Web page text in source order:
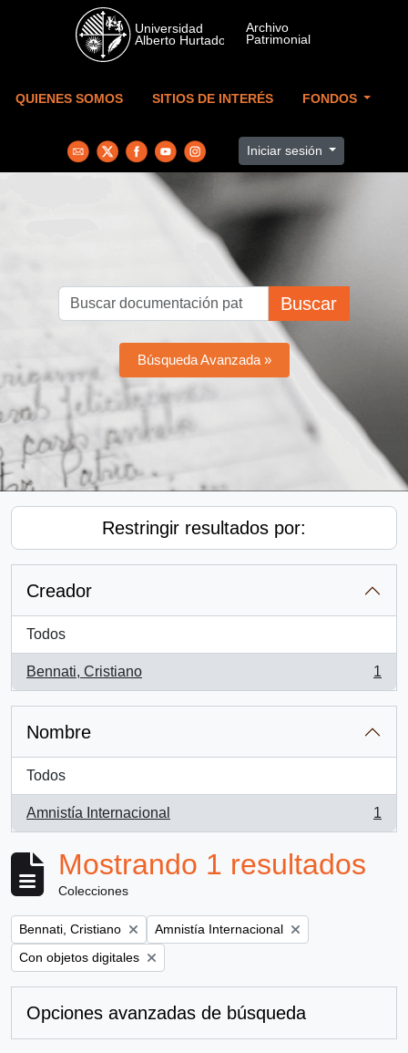
Skip to main content
QUIENES SOMOS SITIOS DE INTERÉS FONDOS
Iniciar sesión
Buscar
Búsqueda Avanzada »
Restringir resultados por:
Creador
Todos
Bennati, Cristiano
, 1 resultados
1
Nombre
Todos
Amnistía Internacional
, 1 resultados
1
Mostrando 1 resultados
Colecciones
Remove filter:
Bennati, Cristiano Remove filter:
Amnistía Internacional
Remove filter:
Con objetos digitales
Opciones avanzadas de búsqueda